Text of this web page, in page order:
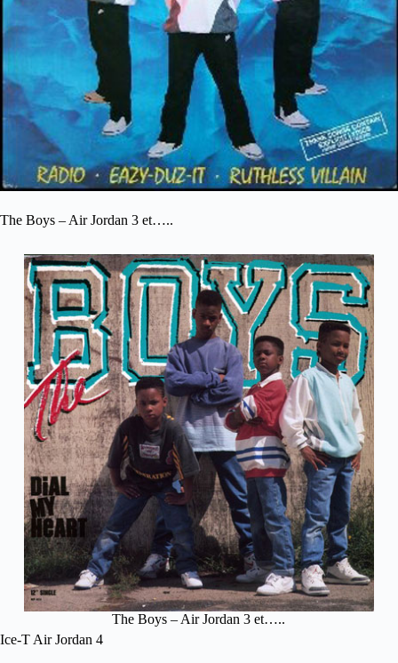
The Boys – Air Jordan 3 et…..
The Boys – Air Jordan 3 et…..
Ice-T Air Jordan 4